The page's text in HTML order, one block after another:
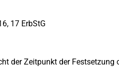
17 ErbStG
der Zeitpunkt der Festsetzung